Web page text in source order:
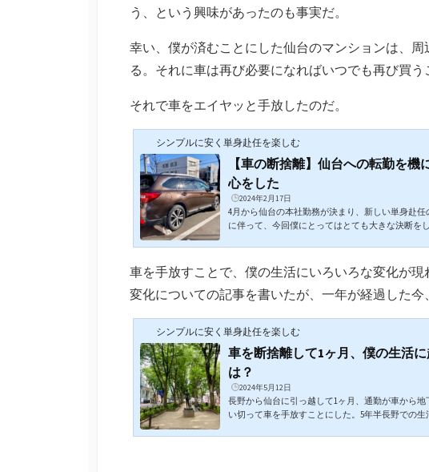
う、という興味があったのも事実だ。
幸い、僕が済むことにした仙台のマンションは、
る。それに車は再び必要になればいつでも再び買う
それで車をエイヤッと手放したのだ。
シンプルに安く単身赴任を楽しむ
【車の断捨離】仙台への転勤を機
心をした
2024年2月17日
4月から仙台の本社勤務が決まり、新しい単身赴
に伴って、今回僕にとってはとても大きな決断を
まれて始めた発した言語が、道を走っている車を
あったらしい（母談）。好きなのは乗用車に限ら
きである。当然車の運転も大好きだ。車を運転し
車を手放すことで、僕の生活にいろいろな変化が
変化についての記事を書いたが、一年が経過した今
シンプルに安く単身赴任を楽しむ
車を断捨離して1ヶ月、僕の生活
は？
2024年5月12日
長野から仙台に引っ越して1ヶ月、通勤が車から
い切って車を手放すことにした。5年半長野での